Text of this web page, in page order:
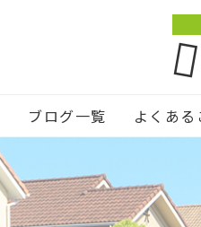
ブログ一覧 よくある